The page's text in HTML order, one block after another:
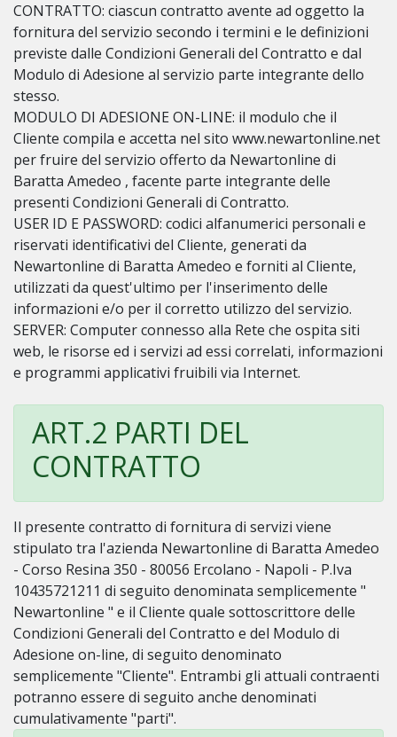
CONTRATTO: ciascun contratto avente ad oggetto la
fornitura del servizio secondo i termini e le definizioni
previste dalle Condizioni Generali del Contratto e dal
Modulo di Adesione al servizio parte integrante dello
stesso.
MODULO DI ADESIONE ON-LINE: il modulo che il
Cliente compila e accetta nel sito www.newartonline.net
per fruire del servizio offerto da Newartonline di
Baratta Amedeo , facente parte integrante delle
presenti Condizioni Generali di Contratto.
USER ID E PASSWORD: codici alfanumerici personali e
riservati identificativi del Cliente, generati da
Newartonline di Baratta Amedeo e forniti al Cliente,
utilizzati da quest'ultimo per l'inserimento delle
informazioni e/o per il corretto utilizzo del servizio.
SERVER: Computer connesso alla Rete che ospita siti
web, le risorse ed i servizi ad essi correlati, informazioni
e programmi applicativi fruibili via Internet.
ART.2 PARTI DEL
CONTRATTO
Il presente contratto di fornitura di servizi viene
stipulato tra l'azienda Newartonline di Baratta Amedeo
- Corso Resina 350 - 80056 Ercolano - Napoli - P.Iva
10435721211 di seguito denominata semplicemente "
Newartonline " e il Cliente quale sottoscrittore delle
Condizioni Generali del Contratto e del Modulo di
Adesione on-line, di seguito denominato
semplicemente "Cliente". Entrambi gli attuali contraenti
potranno essere di seguito anche denominati
cumulativamente "parti".